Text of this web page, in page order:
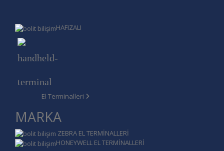
HAFIZALI
El Terminalleri
MARKA
ZEBRA EL TERMİNALLERİ
HONEYWELL EL TERMİNALLERİ